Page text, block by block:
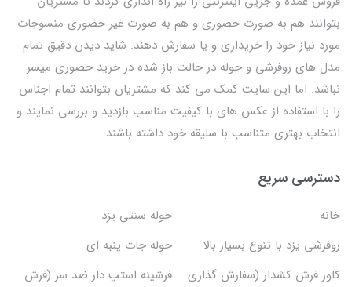
بتوانند هم به صورت حضوری و هم به صورت غیر حضوری منسوجات
مورد نیاز خود را خریداری و یا سفارش دهند. شاید دیدن دقیق تمام
مدل های روفرشی و حوله در حالت باز شده در خرید حضوری میسر
نباشد. اما این سایت کمک می کند که مشتریان بتوانند تمام اجناس
را با استفاده از عکس های با کیفیت مناسب بازدید و بررسی نمایند و
انتخاب بهتری متناسب با سلیقه خود داشته باشند.
دسترسی سریع
خانه
حوله سنتی یزد
روفرشی یزد با تنوع بسیار بالا
حوله جات پنبه ای
کاور فرش کشدار (سفارش گذاری
فرشینه استپ دار ضد سر (فرش